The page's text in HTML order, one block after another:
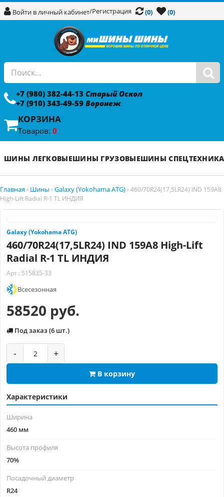
Войти в личный кабинет/Регистрация (0) (0)
+7 (980) 382-44-13 Старый Оскол
+7 (910) 343-49-59 Воронеж
КОРЗИНА
Товаров: 0
ШИНЫ ЛЕГКОВЫЕШИНЫ ГРУЗОВЫЕШИНЫ СПЕЦТЕХНИКА
Главная › Шины › Galaxy (Yokohama ATG) › 460/70R24(17,5LR24) IND 159A8
High-Lift Radial R-1 TL ИНДИЯ
Galaxy (Yokohama ATG)
460/70R24(17,5LR24) IND 159A8 High-Lift
Radial R-1 TL ИНДИЯ
Арт.: 515835-33
Всесезонная
58520 руб.
Под заказ (6 шт.)
- +
В корзину
Характеристики
Ширина
460 мм
Высота профиля
70%
Посадочный диаметр
R24